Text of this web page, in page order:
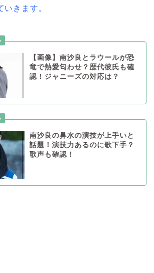
いきます。
【画像】南沙良とラウールが恐
竜で熱愛匂わせ？歴代彼氏も確
認！ジャニーズの対応は？
南沙良の鼻水の演技が上手いと
話題！演技力あるのに歌下手？
歌声も確認！